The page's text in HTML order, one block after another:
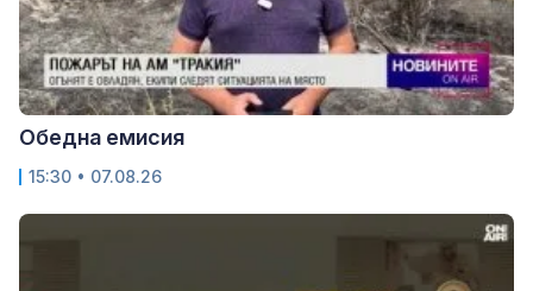
Обедна емисия
15:30 • 07.08.26